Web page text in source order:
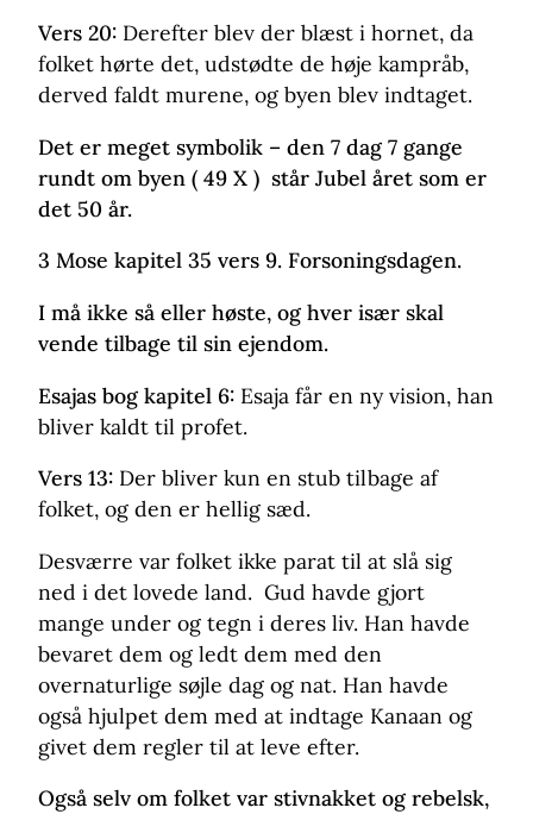
Vers 20: Derefter blev der blæst i hornet, da
folket hørte det, udstødte de høje kampråb,
derved faldt murene, og byen blev indtaget.
Det er meget symbolik – den 7 dag 7 gange
rundt om byen ( 49 X ) står Jubel året som er
det 50 år.
3 Mose kapitel 35 vers 9. Forsoningsdagen.
I må ikke så eller høste, og hver især skal
vende tilbage til sin ejendom.
Esajas bog kapitel 6: Esaja får en ny vision, han
bliver kaldt til profet.
Vers 13: Der bliver kun en stub tilbage af
folket, og den er hellig sæd.
Desværre var folket ikke parat til at slå sig
ned i det lovede land. Gud havde gjort
mange under og tegn i deres liv. Han havde
bevaret dem og ledt dem med den
overnaturlige søjle dag og nat. Han havde
også hjulpet dem med at indtage Kanaan og
givet dem regler til at leve efter.
Også selv om folket var stivnakket og rebelsk,